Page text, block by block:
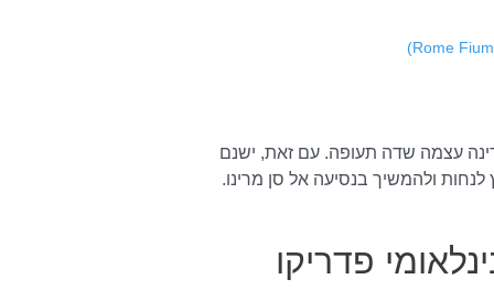
עצמה שדה תעופה. עם זאת, ישנם
ולהמשיך בנסיעה אל סן מרינו.
פדריקו